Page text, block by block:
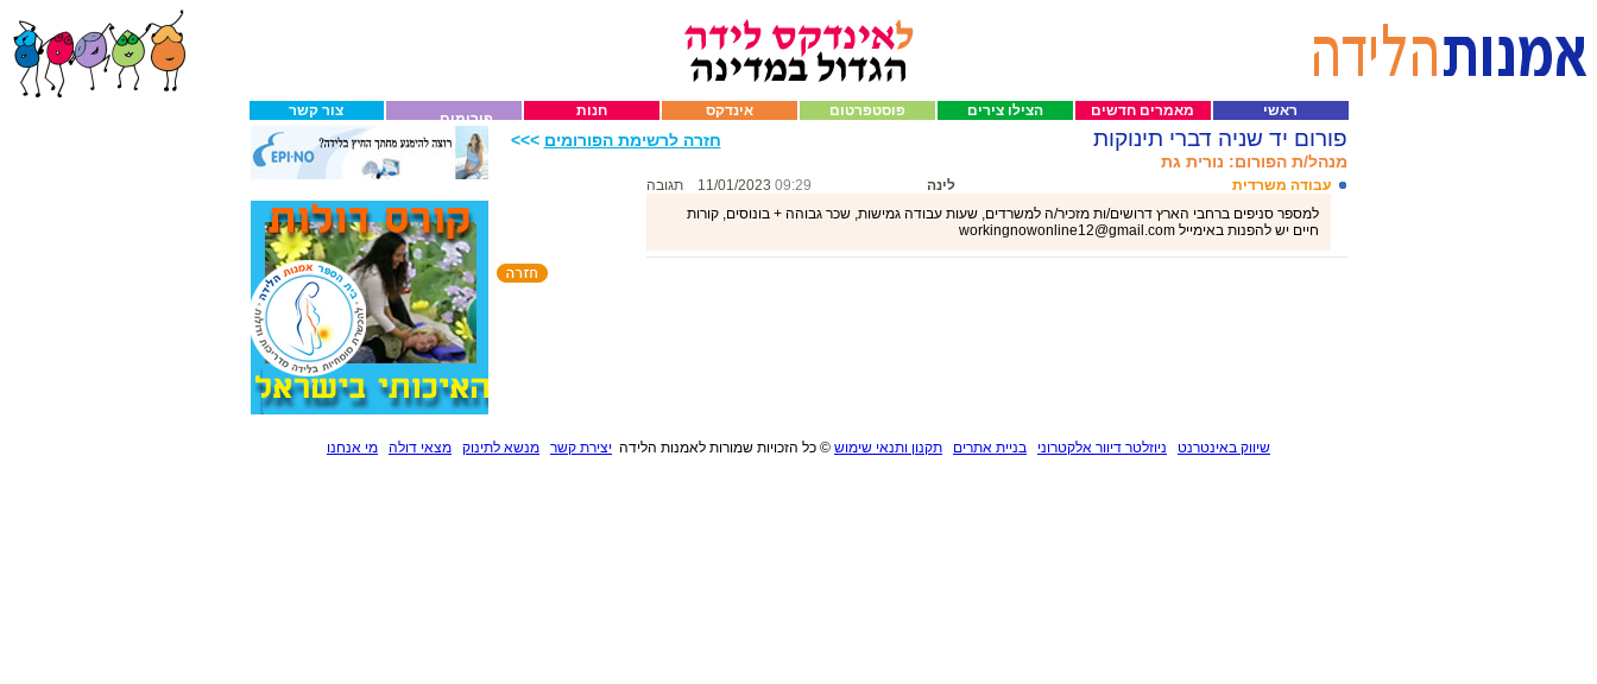
צור קשר פורומים חנות אינדקס פוסטפרטום הצילו צירים מאמרים חדשים ראשי
חזרה לרשימת הפורומים >>> פורום יד שניה דברי תינוקות
מנהל/ת הפורום: נורית גת
עבודה משרדית לינה 09:29
תגובה
למספר סניפים ברחבי הארץ דרושים/ות מזכיר/ה למשרדים, שעות עבודה גמישות, שכר גבוהה + בונוסים, קורות
חיים יש להפנות באימייל workingnowonline12@gmail.com
שיווק באינטרנט ניוזלטר דיוור אלקטרוני בניית אתרים תקנון ותנאי שימוש © כל הזכויות שמורות לאמנות הלידה יצירת קשר מנשא לתינוק מצאי דולה מי אנחנו